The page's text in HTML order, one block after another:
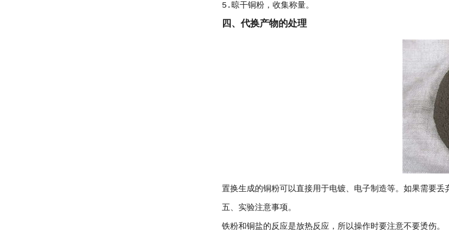
5.晾干铜粉，收集称量。
四、代换产物的处理
置换生成的铜粉可以直接用于电镀、电子制造等。如果需要丢
五、实验注意事项。
铁粉和铜盐的反应是放热反应，所以操作时要注意不要烫伤。